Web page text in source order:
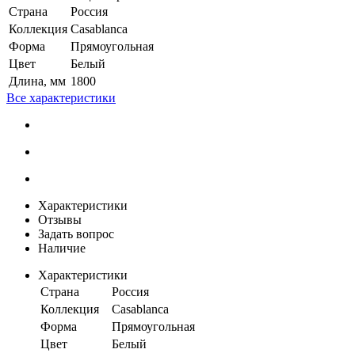
Страна
Россия
Коллекция Casablanca
Форма
Прямоугольная
Цвет
Белый
Длина, мм 1800
Все характеристики
Характеристики
Отзывы
Задать вопрос
Наличие
Характеристики
Страна
Россия
Коллекция
Casablanca
Форма
Прямоугольная
Цвет
Белый